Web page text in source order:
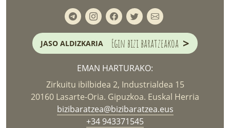
JASO ALDIZKARIA Egin bizi baratzeakoa >
EMAN HARTURAKO:
Zirkuitu ibilbidea 2, Industrialdea 15
20160 Lasarte-Oria. Gipuzkoa. Euskal Herria
bizibaratzea@bizibaratzea.eus
+34 943371545